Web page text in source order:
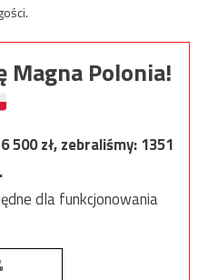
Magna Polonia!
500zł, zebraliśmy:1351
dla funkcjonowania